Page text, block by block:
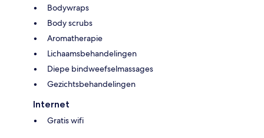
Bodywraps
Body scrubs
Aromatherapie
Lichaamsbehandelingen
Diepe bindweefselmassages
Gezichtsbehandelingen
Internet
Gratis wifi